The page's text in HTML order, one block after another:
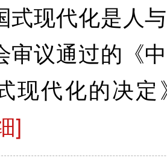
现代化是人与
审议通过的《
现代化的决
]